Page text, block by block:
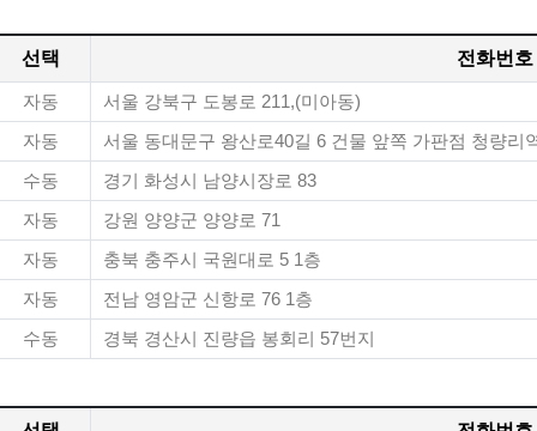
선택 전화번호
자동 서울 강북구 도봉로 211,(미아동)
자동 서울 동대문구 왕산로40길 6 건물 앞쪽 가판점 청량리
수동 경기 화성시 남양시장로 83
자동 강원 양양군 양양로 71
자동 충북 충주시 국원대로 5 1층
자동 전남 영암군 신항로 76 1층
수동 경북 경산시 진량읍 봉회리 57번지